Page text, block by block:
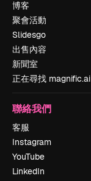
博客
聚會活動
Slidesgo
出售內容
新聞室
正在尋找 magnific.ai
聯絡我們
客服
Instagram
YouTube
LinkedIn